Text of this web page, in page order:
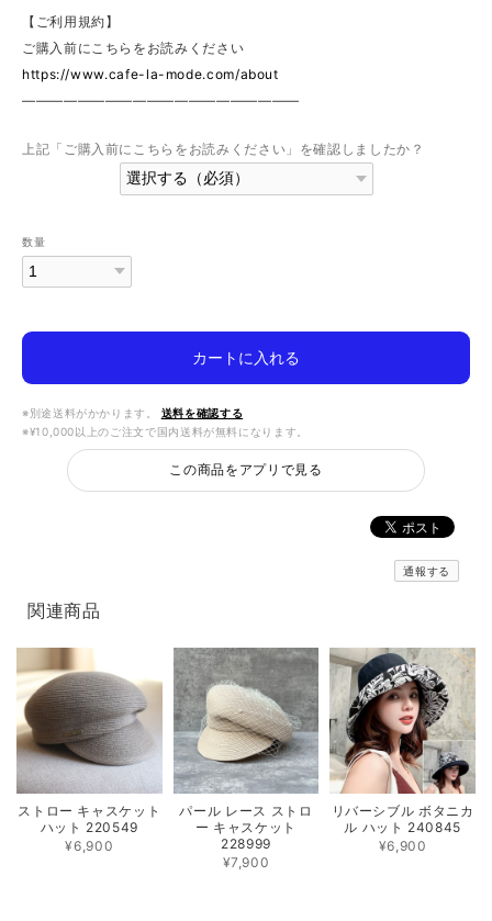
【ご利用規約】
ご購入前にこちらをお読みください
https://www.cafe-la-mode.com/about
————————————————————
上記「ご購入前にこちらをお読みください」を確認しましたか？
数量
カートに入れる
※別途送料がかかります。
送料を確認する
※¥10,000以上のご注文で国内送料が無料になります。
この商品をアプリで見る
通報する
関連商品
ストロー キャスケット
ハット 220549
¥6,900
パール レース ストロ
ー キャスケット
228999
¥7,900
リバーシブル ボタニカ
ル ハット 240845
¥6,900